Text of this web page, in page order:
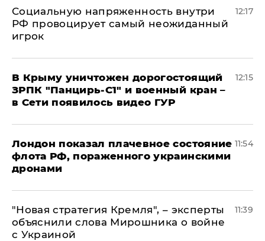
Социальную напряженность внутри
РФ провоцирует самый неожиданный
игрок
12:17
В Крыму уничтожен дорогостоящий
ЗРПК "Панцирь-С1" и военный кран –
в Сети появилось видео ГУР
12:15
Лондон показал плачевное состояние
флота РФ, пораженного украинскими
дронами
11:54
"Новая стратегия Кремля", – эксперты
объяснили слова Мирошника о войне
с Украиной
11:39